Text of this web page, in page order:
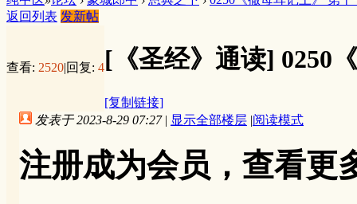
返回列表 发新帖
查看: 2520|回复: 4[《圣经》通读] 0250
[复制链接]
发表于 2023-8-29 07:27 | 显示全部楼层 |阅读模式
注册成为会员，查看更